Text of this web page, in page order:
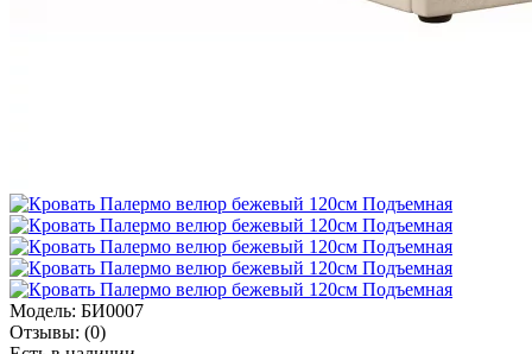
Модель: БИ0007
Отзывы: (0)